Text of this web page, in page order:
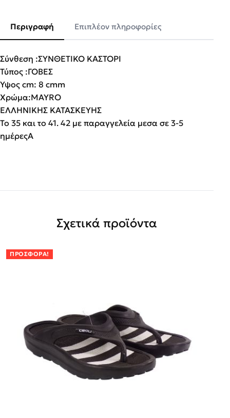
Περιγραφή Επιπλέον πληροφορίες
Σύνθεση :ΣΥΝΘΕΤΙΚΟ ΚΑΣΤΟΡΙ
Τύπος :ΓΟΒΕΣ
Υψος cm: 8 cmm
Χρώμα:MAYRO
ΕΛΛΗΝΙΚΗΣ ΚΑΤΑΣΚΕΥΗΣ
Το 35 και το 41. 42 με παραγγελεία μεσα σε 3-5
ημέρεςΑ
Σχετικά προϊόντα
ΠΡΟΣΦΟΡΆ!